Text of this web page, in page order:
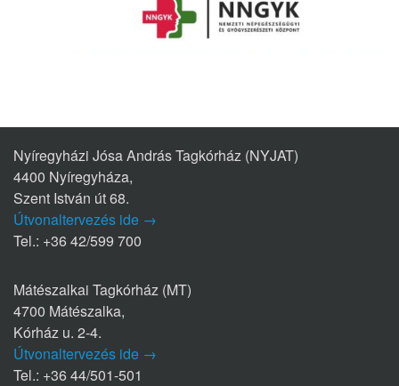
Nyíregyházi Jósa András Tagkórház (NYJAT)
4400 Nyíregyháza,
Szent István út 68.
Útvonaltervezés ide →
Tel.: +36 42/599 700
Mátészalkai Tagkórház (MT)
4700 Mátészalka,
Kórház u. 2-4.
Útvonaltervezés ide →
Tel.: +36 44/501-501